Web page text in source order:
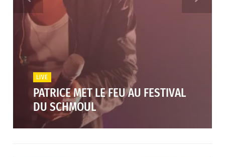
LIVE
PATRICE MET LE FEU AU FESTIVAL
DU SCHMOUL